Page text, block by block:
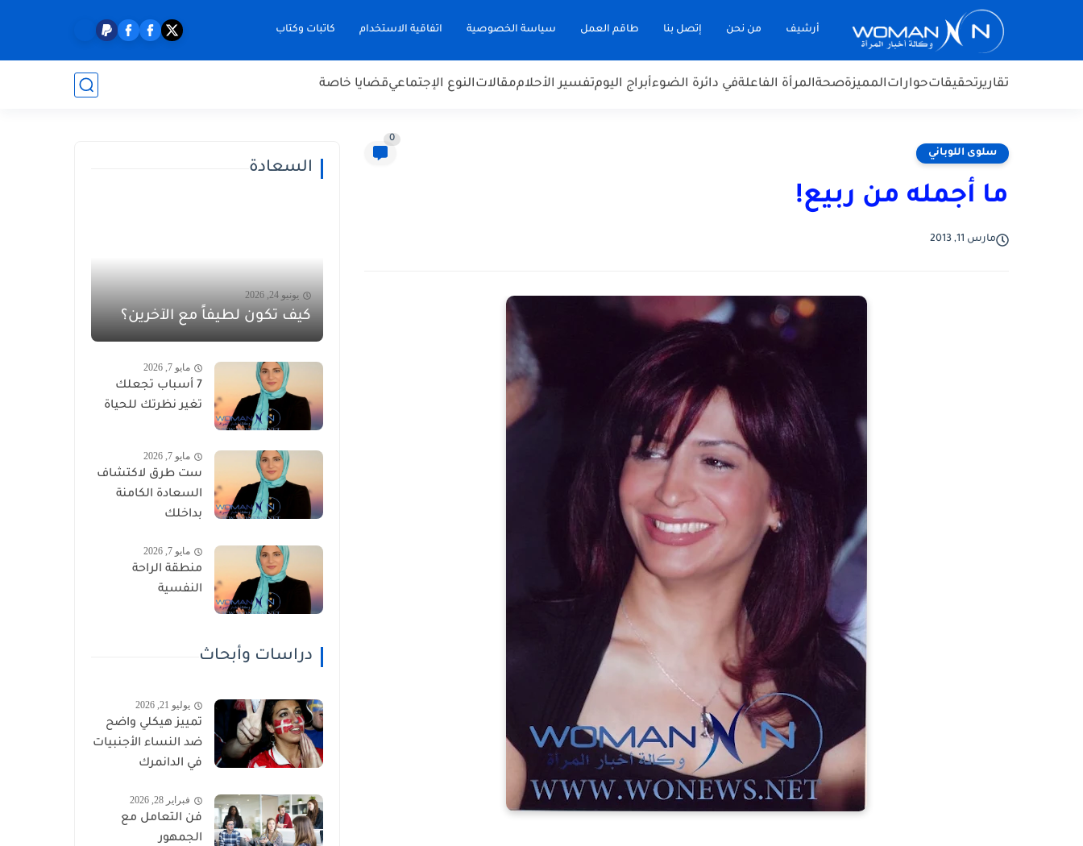
أرشيف من نحن إتصل بنا طاقم العمل سياسة الخصوصية اتفاقية الاستخدام كاتبات وكتاب
تقاريرتحقيقاتحواراتالمميزةصحةالمرأة الفاعلةفي دائرة الضوءأبراج اليومتفسير الأحلاممقالاتالنوع الإجتماعيقضايا خاصة
سلوى اللوباني
0
ما أجمله من ربيع!
مارس 11, 2013
السعادة
يونيو 24, 2026
كيف تكون لطيفاً مع الآخرين؟
مايو 7, 2026
7 أسباب تجعلك
تغير نظرتك للحياة
مايو 7, 2026
ست طرق لاكتشاف
السعادة الكامنة
بداخلك
مايو 7, 2026
منطقة الراحة
النفسية
دراسات وأبحاث
يوليو 21, 2026
تمييز هيكلي واضح
ضد النساء الأجنبيات
في الدانمرك
فبراير 28, 2026
فن التعامل مع
الجمهور